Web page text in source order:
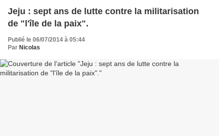
Jeju : sept ans de lutte contre la militarisation
de "l'île de la paix".
Publié le 06/07/2014 à 05:44
Par Nicolas